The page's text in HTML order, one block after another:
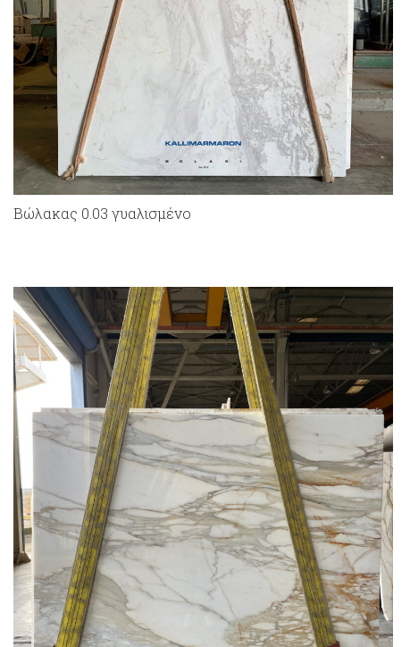
Bώλακας 0.03 γυαλισμένο